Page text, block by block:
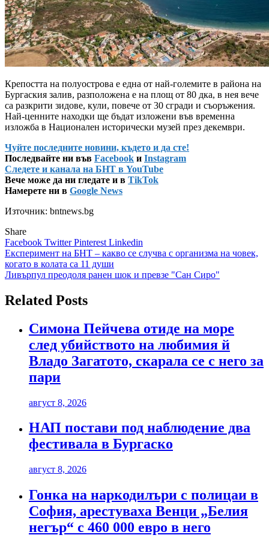
Крепостта на полуострова е една от най-големите в района на
Бургаския залив, разположена е на площ от 80 дка, в нея вече
са разкрити зидове, кули, повече от 30 сгради и съоръжения.
Най-ценните находки ще бъдат изложени във временна
изложба в Национален исторически музей през декември.
Чуйте последните новини, където и да сте!
Последвайте ни във Facebook и Instagram
Следете и канала на БНТ в YouTube
Вече може да ни гледате и в TikTok
Намерете ни в Google News
Източник: bntnews.bg
Share
Facebook TwitterPinterest Linkedin
Навигация
Експеримент на БНТ – какво се случва с организма на човек,
когато в колата са 11 души
Ливърпул преодоля ранен шок и превзе "Сан Сиро"
Related Posts
Симона Пейчева отиде на море
след убийството на любимия й
Владо Загатото, скарала се с него за
пари
август 8, 2026
НАП постави под наблюдение два
фестивала в Бургаско
август 8, 2026
Гонка на наркодилъри с полицаи в
София, арестуваха Венци „Белия
негър“ с 460 000 евро в него